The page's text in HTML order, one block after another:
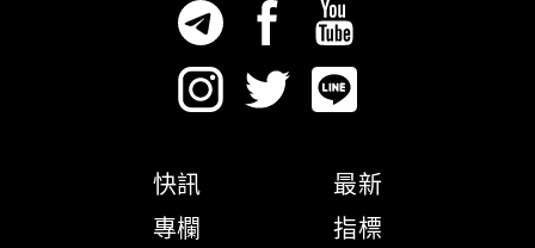
快訊
專欄
最新
指標